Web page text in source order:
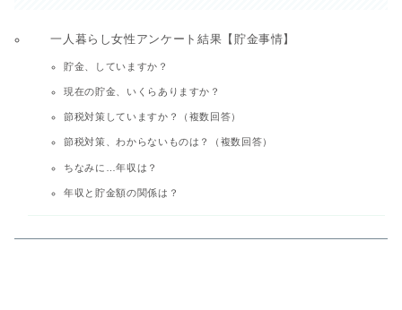
一人暮らし女性アンケート結果【貯金事情】
貯金、していますか？
現在の貯金、いくらありますか？
節税対策していますか？（複数回答）
節税対策、わからないものは？（複数回答）
ちなみに…年収は？
年収と貯金額の関係は？